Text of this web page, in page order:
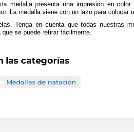
medalla presenta una impresión en
La medalla viene con un lazo para colocar
Tenga en cuenta que todas nuestras
se puede retirar fácilmente.
las categorías
Medallas de natación